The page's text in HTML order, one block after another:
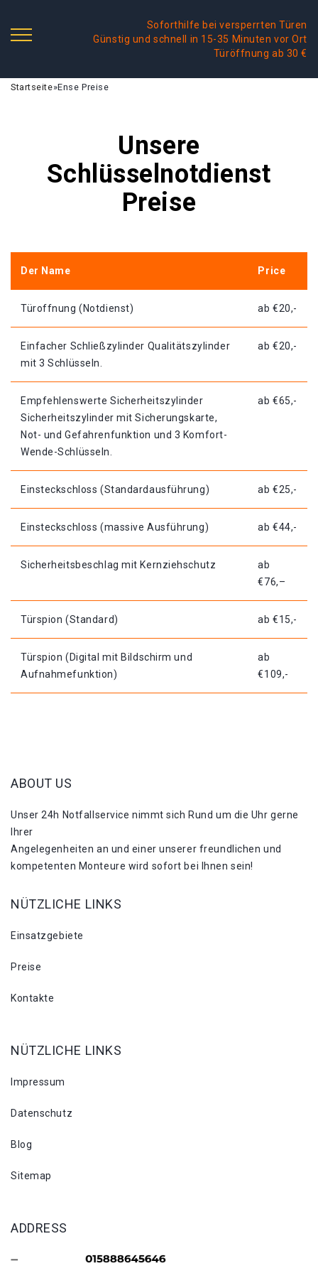
Soforthilfe bei versperrten Türen
Günstig und schnell in 15-35 Minuten vor Ort
Türöffnung ab 30 €
Startseite»Ense Preise
Unsere
Schlüsselnotdienst
Preise
Der Name Price
Türoffnung (Notdienst) ab €20,-
Einfacher Schließzylinder Qualitätszylinder
mit 3 Schlüsseln.
ab €20,-
Empfehlenswerte Sicherheitszylinder
Sicherheitszylinder mit Sicherungskarte,
Not- und Gefahrenfunktion und 3 Komfort-
Wende-Schlüsseln.
ab €65,-
Einsteckschloss (Standardausführung) ab €25,-
Einsteckschloss (massive Ausführung) ab €44,-
Sicherheitsbeschlag mit Kernziehschutz
ab
€76,–
Türspion (Standard) ab €15,-
Türspion (Digital mit Bildschirm und
Aufnahmefunktion)
ab
€109,-
ABOUT US
Unser 24h Notfallservice nimmt sich Rund um die Uhr gerne
Ihrer
Angelegenheiten an und einer unserer freundlichen und
kompetenten Monteure wird sofort bei Ihnen sein!
NÜTZLICHE LINKS
Einsatzgebiete
Preise
Kontakte
NÜTZLICHE LINKS
Impressum
Datenschutz
Blog
Sitemap
ADDRESS